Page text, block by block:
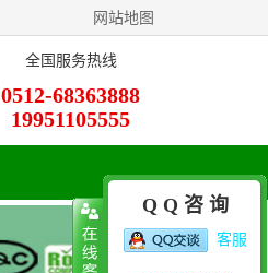
网站地图
全国服务热线
0512-68363888
19951105555
Q Q 咨 询
客服